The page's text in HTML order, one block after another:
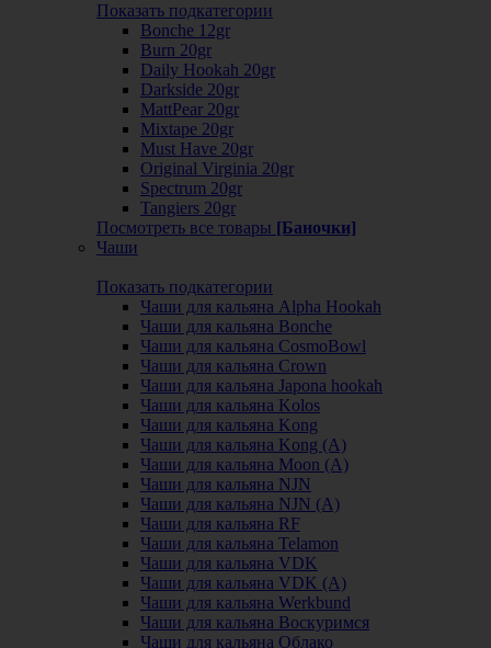
Показать подкатегории
Bonche 12gr
Burn 20gr
Daily Hookah 20gr
Darkside 20gr
MattPear 20gr
Mixtape 20gr
Must Have 20gr
Original Virginia 20gr
Spectrum 20gr
Tangiers 20gr
Посмотреть все товары [Баночки]
Чаши
Показать подкатегории
Чаши для кальяна Alpha Hookah
Чаши для кальяна Bonche
Чаши для кальяна CosmoBowl
Чаши для кальяна Crown
Чаши для кальяна Japona hookah
Чаши для кальяна Kolos
Чаши для кальяна Kong
Чаши для кальяна Kong (A)
Чаши для кальяна Moon (А)
Чаши для кальяна NJN
Чаши для кальяна NJN (А)
Чаши для кальяна RF
Чаши для кальяна Telamon
Чаши для кальяна VDK
Чаши для кальяна VDK (А)
Чаши для кальяна Werkbund
Чаши для кальяна Воскуримся
Чаши для кальяна Облако